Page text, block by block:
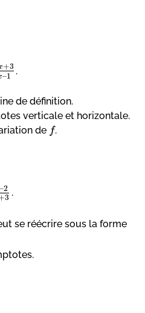
+3
–1 .
de définition.
verticale et horizontale.
de f.
–2
3 .
se réécrire sous la forme